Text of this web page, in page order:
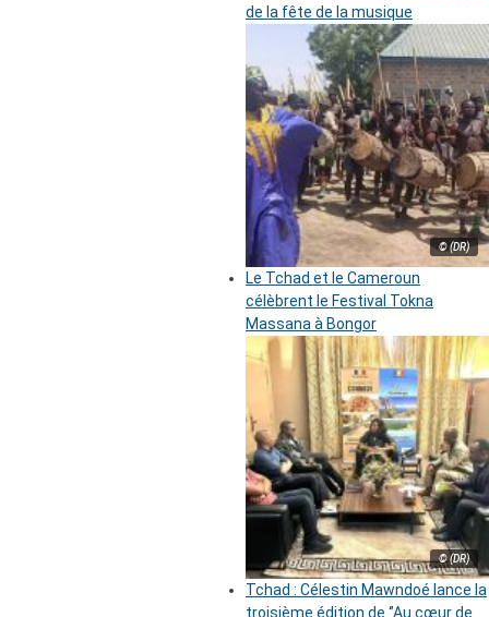
de la fête de la musique
© (DR)
Le Tchad et le Cameroun
célèbrent le Festival Tokna
Massana à Bongor
© (DR)
Tchad : Célestin Mawndoé lance la
troisième édition de ‘’Au cœur de